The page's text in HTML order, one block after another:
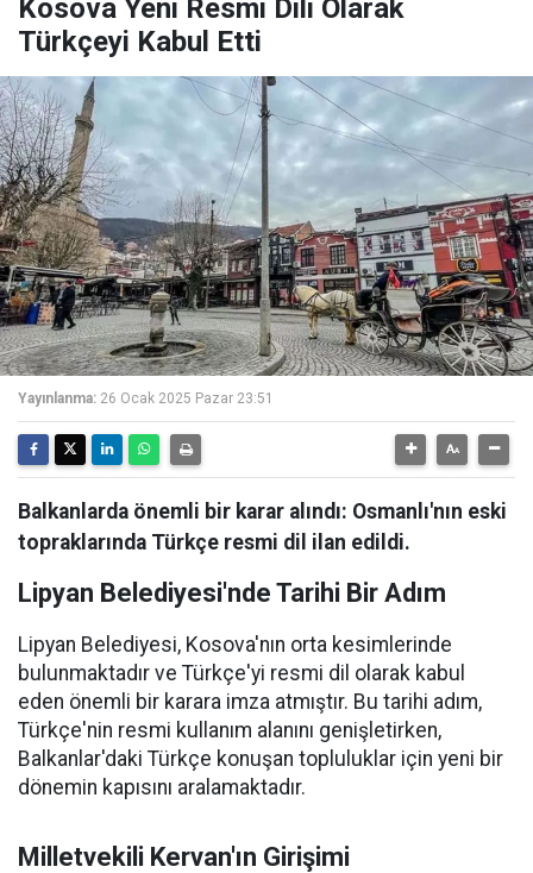
Kosova Yeni Resmi Dili Olarak
Türkçeyi Kabul Etti
Yayınlanma: 26 Ocak 2025 Pazar 23:51
Balkanlarda önemli bir karar alındı: Osmanlı'nın eski
topraklarında Türkçe resmi dil ilan edildi.
Lipyan Belediyesi'nde Tarihi Bir Adım
Lipyan Belediyesi, Kosova'nın orta kesimlerinde
bulunmaktadır ve Türkçe'yi resmi dil olarak kabul
eden önemli bir karara imza atmıştır. Bu tarihi adım,
Türkçe'nin resmi kullanım alanını genişletirken,
Balkanlar'daki Türkçe konuşan topluluklar için yeni bir
dönemin kapısını aralamaktadır.
Milletvekili Kervan'ın Girişimi